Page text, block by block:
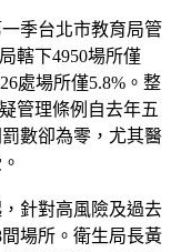
季台北市教育局管
轄下4950場所僅
處場所僅5.8%。整
管理條例自去年五
數卻為零，尤其醫
針對高風險及過去
場所。衛生局長黃